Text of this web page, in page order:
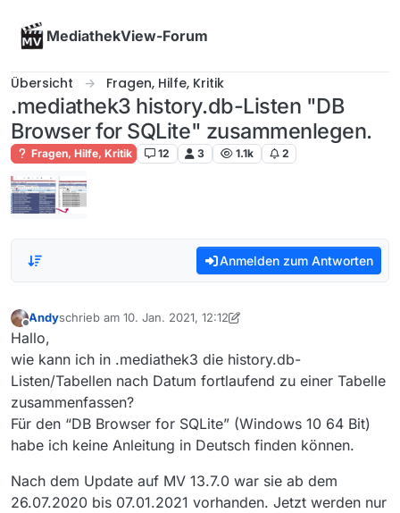
MediathekView-Forum
Übersicht Fragen, Hilfe, Kritik
.mediathek3 history.db-Listen "DB
Browser for SQLite" zusammenlegen.
Fragen, Hilfe, Kritik 12 3 1.1k 2
Anmelden zum Antworten
Offline
Andyschrieb am 10. Jan. 2021, 12:12
zuletzt editiert von Andy1. Okt. 2021, 13:15
Hallo,
wie kann ich in .mediathek3 die history.db-
Listen/Tabellen nach Datum fortlaufend zu einer Tabelle
zusammenfassen?
Für den “DB Browser for SQLite” (Windows 10 64 Bit)
habe ich keine Anleitung in Deutsch finden können.
Nach dem Update auf MV 13.7.0 war sie ab dem
26.07.2020 bis 07.01.2021 vorhanden. Jetzt werden nur